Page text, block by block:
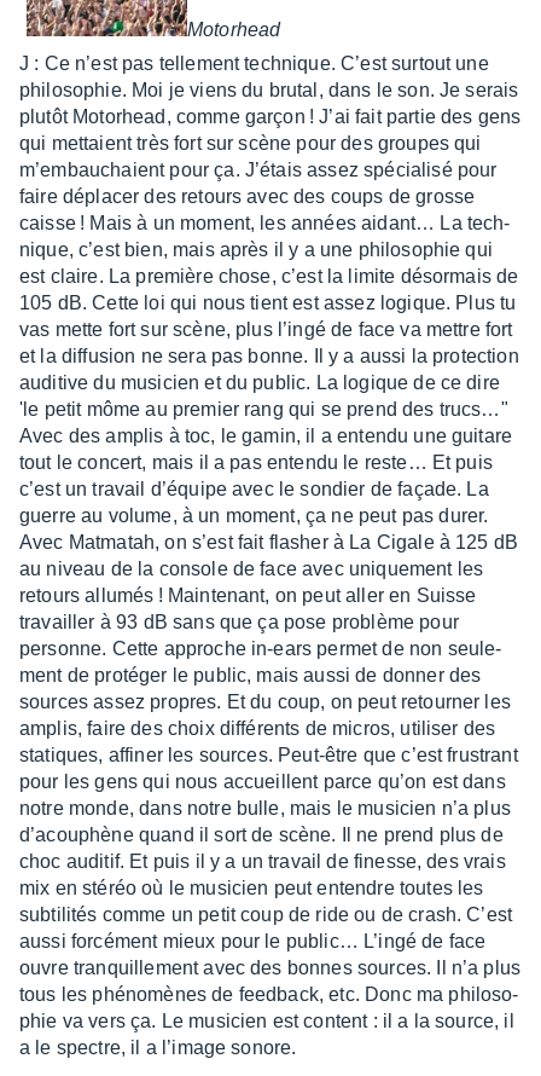
Moto­rhead
J : Ce n’est pas telle­ment tech­nique. C’est surtout une
philo­so­phie. Moi je viens du brutal, dans le son. Je serais
plutôt Moto­rhead, comme garçon ! J’ai fait partie des gens
qui mettaient très fort sur scène pour des groupes qui
m’em­bau­chaient pour ça. J’étais assez spécia­lisé pour
faire dépla­cer des retours avec des coups de grosse
caisse ! Mais à un moment, les années aidant… La tech­
nique, c’est bien, mais après il y a une philo­so­phie qui
est claire. La première chose, c’est la limite désor­mais de
105 dB. Cette loi qui nous tient est assez logique. Plus tu
vas mette fort sur scène, plus l’ingé de face va mettre fort
et la diffu­sion ne sera pas bonne. Il y a aussi la protec­tion
audi­tive du musi­cien et du public. La logique de ce dire
'le petit môme au premier rang qui se prend des trucs…"
Avec des amplis à toc, le gamin, il a entendu une guitare
tout le concert, mais il a pas entendu le reste… Et puis
c’est un travail d’équipe avec le sondier de façade. La
guerre au volume, à un moment, ça ne peut pas durer.
Avec Matma­tah, on s’est fait flasher à La Cigale à 125 dB
au niveau de la console de face avec unique­ment les
retours allu­més ! Main­te­nant, on peut aller en Suisse
travailler à 93 dB sans que ça pose problème pour
personne. Cette approche in-ears permet de non seule­
ment de proté­ger le public, mais aussi de donner des
sources assez propres. Et du coup, on peut retour­ner les
amplis, faire des choix diffé­rents de micros, utili­ser des
statiques, affi­ner les sources. Peut-être que c’est frus­trant
pour les gens qui nous accueillent parce qu’on est dans
notre monde, dans notre bulle, mais le musi­cien n’a plus
d’acou­phène quand il sort de scène. Il ne prend plus de
choc audi­tif. Et puis il y a un travail de finesse, des vrais
mix en stéréo où le musi­cien peut entendre toutes les
subti­li­tés comme un petit coup de ride ou de crash. C’est
aussi forcé­ment mieux pour le public… L’ingé de face
ouvre tranquille­ment avec des bonnes sources. Il n’a plus
tous les phéno­mènes de feed­back, etc. Donc ma philo­so­
phie va vers ça. Le musi­cien est content : il a la source, il
a le spectre, il a l’image sonore.